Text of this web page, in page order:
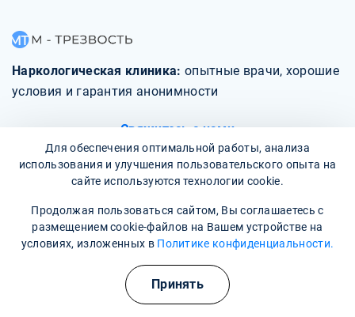
Наркологическая клиника: опытные врачи, хорошие
условия и гарантия анонимности
Свяжитесь с нами
О клинике
Фотогалерея
Отзывы
Для обеспечения оптимальной работы, анализа
использования и улучшения пользовательского опыта на
сайте используются технологии cookie.
Продолжая пользоваться сайтом, Вы соглашаетесь с
размещением cookie-файлов на Вашем устройстве на
условиях, изложенных в Политике конфиденциальности.
Принять